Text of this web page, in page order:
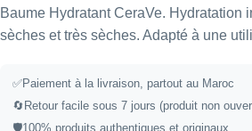
Baume Hydratant CeraVe. Hydratation
sèches et très sèches. Adapté à une
✅Paiement à la livraison, partout au Maroc
🔄 Retour facile sous 7 jours (produit non
🛡️100% produits authentiques et originaux